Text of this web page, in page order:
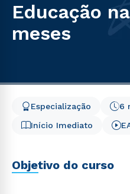
Educação
meses
Início Imediato
6
Especialização
Objetivo do curso